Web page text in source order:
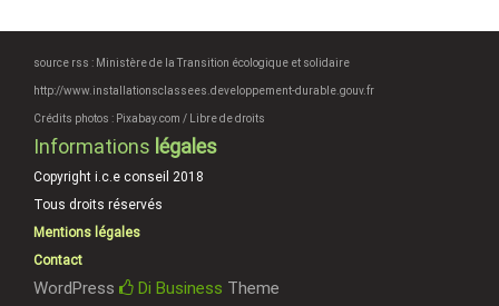
source rss : Ministère de la Transition écologique et solidaire
http://www.installationsclassees.developpement-durable.gouv.fr
Crédits photos : Pixabay.com / Libre de droits
Informations légales
Copyright i.c.e conseil 2018
Tous droits réservés
Mentions légales
Contact
WordPress Di Business Theme